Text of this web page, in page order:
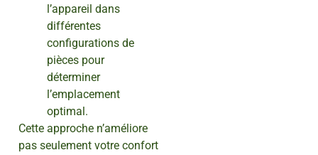
l’appareil dans
différentes
configurations de
pièces pour
déterminer
l’emplacement
optimal.
Cette approche n’améliore
pas seulement votre confort